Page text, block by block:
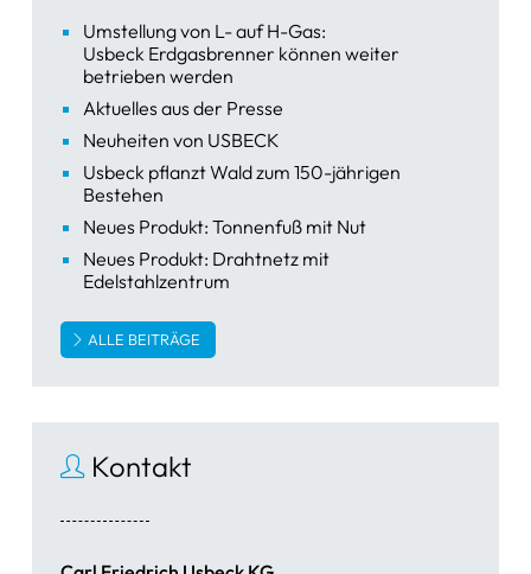
Umstellung von L- auf H-Gas:
Usbeck Erdgasbrenner können weiter
betrieben werden
Aktuelles aus der Presse
Neuheiten von USBECK
Usbeck pflanzt Wald zum 150-jährigen
Bestehen
Neues Produkt: Tonnenfuß mit Nut
Neues Produkt: Drahtnetz mit
Edelstahlzentrum
ALLE BEITRÄGE
Kontakt